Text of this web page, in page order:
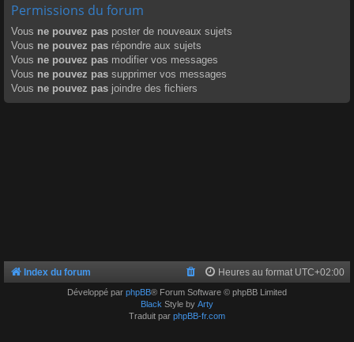
Permissions du forum
Vous ne pouvez pas poster de nouveaux sujets
Vous ne pouvez pas répondre aux sujets
Vous ne pouvez pas modifier vos messages
Vous ne pouvez pas supprimer vos messages
Vous ne pouvez pas joindre des fichiers
Index du forum Heures au format UTC+02:00
Développé par phpBB® Forum Software © phpBB Limited
Black Style by Arty
Traduit par phpBB-fr.com